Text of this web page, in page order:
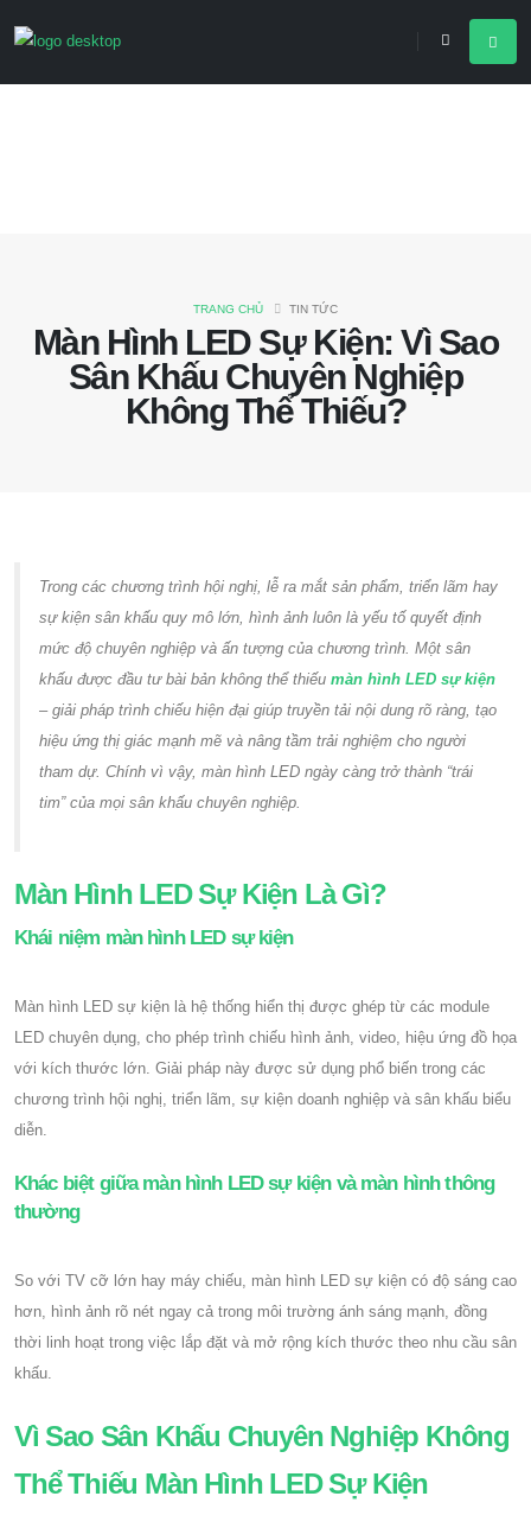
Màn Hình LED Sự Kiện: Vì Sao
Sân Khấu Chuyên Nghiệp
Không Thể Thiếu?
TRANG CHỦ TIN TỨC
Trong các chương trình hội nghị, lễ ra mắt sản phẩm, triển lãm hay
sự kiện sân khấu quy mô lớn, hình ảnh luôn là yếu tố quyết định
mức độ chuyên nghiệp và ấn tượng của chương trình. Một sân
khấu được đầu tư bài bản không thể thiếu màn hình LED sự kiện
– giải pháp trình chiếu hiện đại giúp truyền tải nội dung rõ ràng, tạo
hiệu ứng thị giác mạnh mẽ và nâng tầm trải nghiệm cho người
tham dự. Chính vì vậy, màn hình LED ngày càng trở thành “trái
tim” của mọi sân khấu chuyên nghiệp.
Màn Hình LED Sự Kiện Là Gì?
Khái niệm màn hình LED sự kiện
Màn hình LED sự kiện là hệ thống hiển thị được ghép từ các module
LED chuyên dụng, cho phép trình chiếu hình ảnh, video, hiệu ứng đồ họa
với kích thước lớn. Giải pháp này được sử dụng phổ biến trong các
chương trình hội nghị, triển lãm, sự kiện doanh nghiệp và sân khấu biểu
diễn.
Khác biệt giữa màn hình LED sự kiện và màn hình thông
thường
So với TV cỡ lớn hay máy chiếu, màn hình LED sự kiện có độ sáng cao
hơn, hình ảnh rõ nét ngay cả trong môi trường ánh sáng mạnh, đồng
thời linh hoạt trong việc lắp đặt và mở rộng kích thước theo nhu cầu sân
khấu.
Vì Sao Sân Khấu Chuyên Nghiệp Không
Thể Thiếu Màn Hình LED Sự Kiện